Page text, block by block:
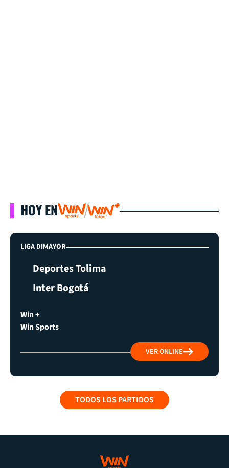
HOY EN
LIGA DIMAYOR
Deportes Tolima
Inter Bogotá
Win +
Win Sports
VER ONLINE
TODOS LOS PARTIDOS